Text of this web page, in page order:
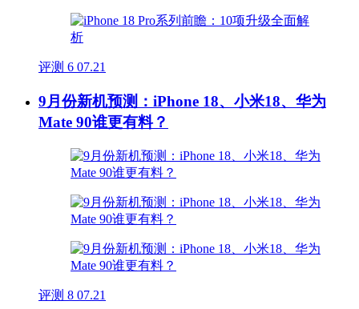
评测 6 07.21
9月份新机预测：iPhone 18、小米18、华为
Mate 90谁更有料？
评测 8 07.21